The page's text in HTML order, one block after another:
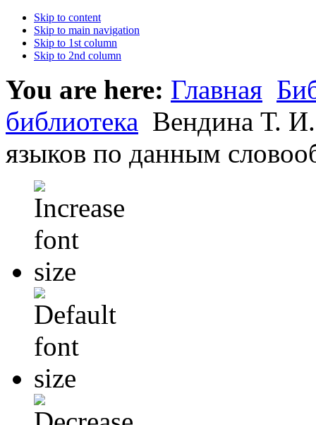
Skip to content
Skip to main navigation
Skip to 1st column
Skip to 2nd column
You are here: Главная
библиотека Вендина Т.
языков по данным